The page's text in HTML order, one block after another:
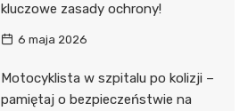
kluczowe zasady ochrony!
6 maja 2026
Motocyklista w szpitalu po kolizji –
pamiętaj o bezpieczeństwie na